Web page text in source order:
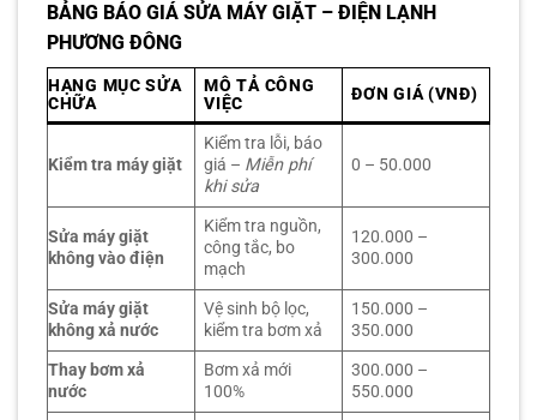
BẢNG BÁO GIÁ SỬA MÁY GIẶT – ĐIỆN LẠNH
PHƯƠNG ĐÔNG
HẠNG MỤC SỬA
CHỮA
MÔ TẢ CÔNG
VIỆC
ĐƠN GIÁ (VNĐ)
Kiểm tra máy giặt
Kiểm tra lỗi, báo
giá – Miễn phí
khi sửa
0 – 50.000
Sửa máy giặt
không vào điện
Kiểm tra nguồn,
công tắc, bo
mạch
120.000 –
300.000
Sửa máy giặt
không xả nước
Vệ sinh bộ lọc,
kiểm tra bơm xả
150.000 –
350.000
Thay bơm xả
nước
Bơm xả mới
100%
300.000 –
550.000